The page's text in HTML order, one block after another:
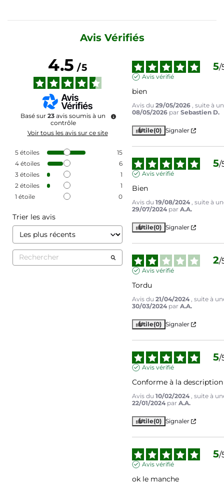
Avis Vérifiés
4.5/5
Basé sur 23 avis soumis à un
contrôle
Voir tous les avis sur ce site
5 étoiles
15
4 étoiles
6
3 étoiles
1
2 étoiles
1
1 étoile 0
Trier les avis
5/
Avis vérifié
bien
Avis du29/05/2026 , suite à
08/05/2026 parSebastien D.
Utile(0) Signaler
5/
Avis vérifié
Bien
Avis du19/08/2024 , suite à
29/07/2024 parA.A.
Utile(0) Signaler
2/
Avis vérifié
Tordu
Avis du21/04/2024 , suite à
30/03/2024 parA.A.
Utile(0) Signaler
5/
Avis vérifié
Conforme à la description
Avis du10/02/2024 , suite à
22/01/2024 parA.A.
Utile(0) Signaler
5/
Avis vérifié
ok le manche